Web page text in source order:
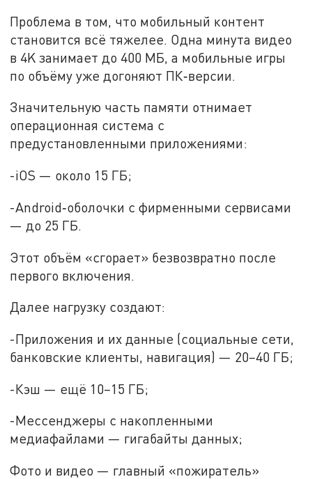
Проблема в том, что мобильный контент
становится всё тяжелее. Одна минута видео
в 4K занимает до 400 МБ, а мобильные игры
по объёму уже догоняют ПК‑версии.
Значительную часть памяти отнимает
операционная система с
предустановленными приложениями:
-iOS — около 15 ГБ;
-Android‑оболочки с фирменными сервисами
— до 25 ГБ.
Этот объём «сгорает» безвозвратно после
первого включения.
Далее нагрузку создают:
-Приложения и их данные (социальные сети,
банковские клиенты, навигация) — 20–40 ГБ;
-Кэш — ещё 10–15 ГБ;
-Мессенджеры с накопленными
медиафайлами — гигабайты данных;
Фото и видео — главный «пожиратель»